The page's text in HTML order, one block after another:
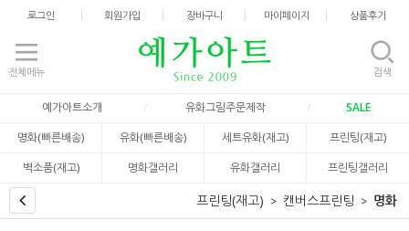
로그인 회원가입 장바구니 마이페이지 상품후기
전체메뉴 검색
예가아트소개 유화그림주문제작
SALE
명화(빠른배송)
유화(빠른배송) 세트유화(재고)
프린팅(재고)
벽소품(재고)
명화갤러리 유화갤러리 프린팅갤러리
프린팅(재고) 캔버스프린팅 명화